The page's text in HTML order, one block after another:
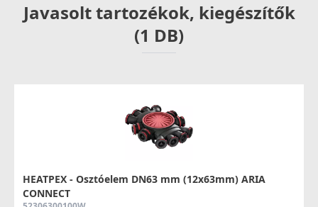
Javasolt tartozékok, kiegészítők
(1 DB)
HEATPEX - Osztóelem DN63 mm (12x63mm) ARIA
CONNECT